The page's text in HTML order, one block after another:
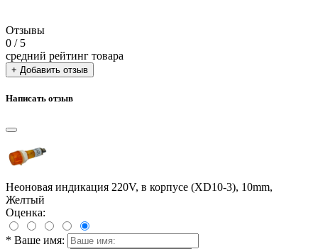
Отзывы
0 / 5
средний рейтинг товара
+ Добавить отзыв
Написать отзыв
Неоновая индикация 220V, в корпусе (XD10-3), 10mm,
Желтый
Оценка:
* Ваше имя: